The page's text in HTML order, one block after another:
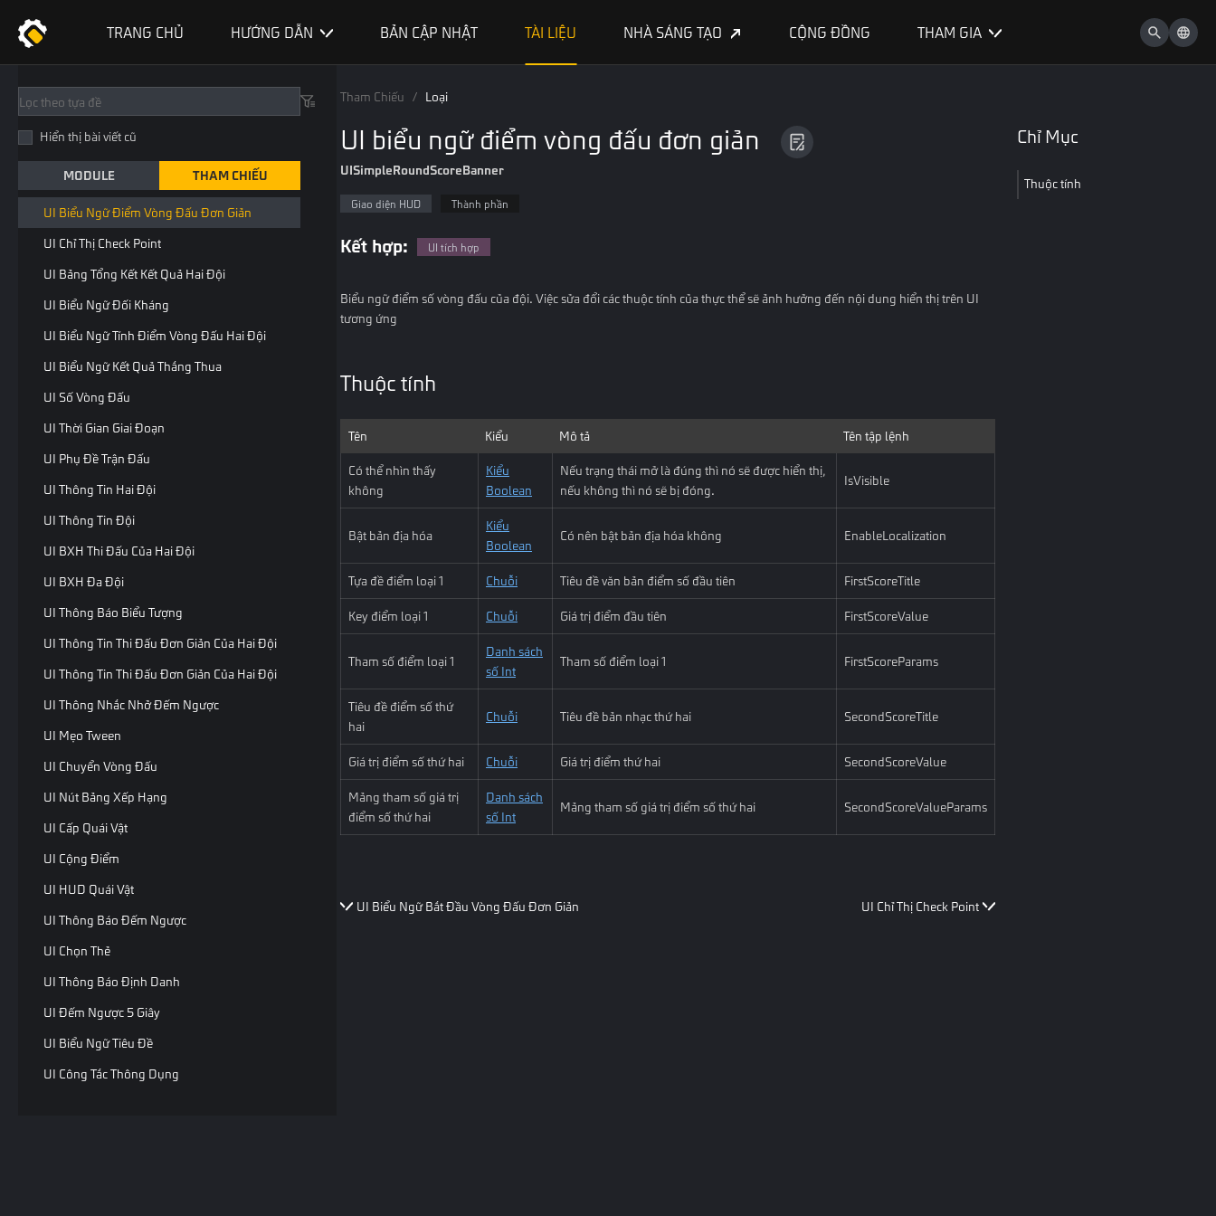
TRANG CHỦ HƯỚNG DẪN BẢN CẬP NHẬT TÀI LIỆU NHÀ SÁNG TẠO CỘNG ĐỒNG THAM GIA
Hiển thị bài viết cũ
MODULE THAM CHIẾU
Thành Phần Trạng Thái
UI Thông Tin Đếm Giờ
UI Biểu Ngữ Mở Đầu
UI Biểu Ngữ Bắt Đầu Vòng Đấu Đơn Giản
UI Biểu Ngữ Điểm Vòng Đấu Đơn Giản
UI Chỉ Thị Check Point
UI Bảng Tổng Kết Kết Quả Hai Đội
UI Biểu Ngữ Đối Kháng
UI Biểu Ngữ Tính Điểm Vòng Đấu Hai Đội
UI Biểu Ngữ Kết Quả Thắng Thua
UI Số Vòng Đấu
UI Thời Gian Giai Đoạn
UI Phụ Đề Trận Đấu
UI Thông Tin Hai Đội
UI Thông Tin Đội
UI BXH Thi Đấu Của Hai Đội
UI BXH Đa Đội
UI Thông Báo Biểu Tượng
UI Thông Tin Thi Đấu Đơn Giản Của Hai Đội
UI Thông Tin Thi Đấu Đơn Giản Của Hai Đội
UI Thông Nhắc Nhở Đếm Ngược
UI Mẹo Tween
UI Chuyển Vòng Đấu
UI Nút Bảng Xếp Hạng
UI Cấp Quái Vật
UI Cộng Điểm
UI HUD Quái Vật
UI Thông Báo Đếm Ngược
UI Chọn Thẻ
UI Thông Báo Định Danh
UI Đếm Ngược 5 Giây
UI Biểu Ngữ Tiêu Đề
UI Công Tắc Thông Dụng
Tham Chiếu / Loại
UI biểu ngữ điểm vòng đấu đơn giản
UISimpleRoundScoreBanner
Giao diện HUD Thành phần
Kết hợp: UI tích hợp
Biểu ngữ điểm số vòng đấu của đội. Việc sửa đổi các thuộc tính của thực thể sẽ ảnh hưởng đến nội dung hiển thị trên UI
tương ứng
Thuộc tính
Tên Kiểu Mô tả Tên tập lệnh
Có thể nhìn thấy
không
Kiểu
Boolean
Nếu trạng thái mở là đúng thì nó sẽ được hiển thị,
nếu không thì nó sẽ bị đóng.
IsVisible
Bật bản địa hóa
Kiểu
Boolean
Có nên bật bản địa hóa không EnableLocalization
Tựa đề điểm loại 1 Chuỗi Tiêu đề văn bản điểm số đầu tiên FirstScoreTitle
Key điểm loại 1 Chuỗi Giá trị điểm đầu tiên FirstScoreValue
Tham số điểm loại 1
Danh sách
số Int
Tham số điểm loại 1 FirstScoreParams
Tiêu đề điểm số thứ
hai
Chuỗi Tiêu đề bản nhạc thứ hai SecondScoreTitle
Giá trị điểm số thứ hai Chuỗi Giá trị điểm thứ hai SecondScoreValue
Mảng tham số giá trị
điểm số thứ hai
Danh sách
số Int
Mảng tham số giá trị điểm số thứ hai SecondScoreValueParams
UI Biểu Ngữ Bắt Đầu Vòng Đấu Đơn Giản UI Chỉ Thị Check Point
Chỉ Mục
Thuộc tính